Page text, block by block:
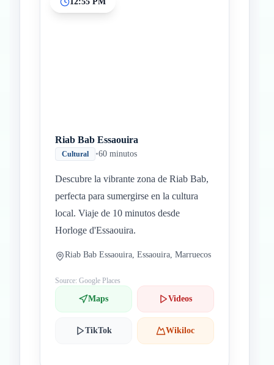
Riab Bab Essaouira
Cultural •60 minutos
Descubre la vibrante zona de Riab Bab,
perfecta para sumergirse en la cultura
local. Viaje de 10 minutos desde
Horloge d'Essaouira.
Riab Bab Essaouira, Essaouira, Marruecos
Source: Google Places
Maps Videos
TikTok Wikiloc